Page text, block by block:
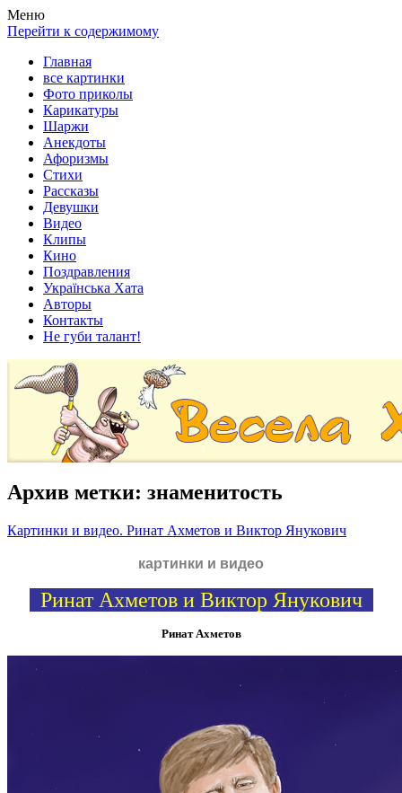
Весела хата — прикольные картинки, смешные истории,
клипы!
Покажем всем ваши фото приколы, карикатуры, шаржи, стихи,
рассказы, видео и песни!
Меню
Перейти к содержимому
Главная
все картинки
Фото приколы
Карикатуры
Шаржи
Анекдоты
Афоризмы
Стихи
Рассказы
Девушки
Видео
Клипы
Кино
Поздравления
Українська Хата
Авторы
Контакты
Не губи талант!
Архив метки: знаменитость
Картинки и видео. Ринат Ахметов и Виктор Янукович
картинки и видео
Ринат Ахметов и Виктор Янукович
Ринат Ахметов